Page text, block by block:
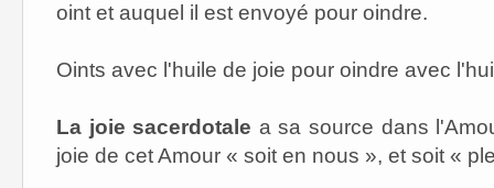
oint et auquel il est envoyé pour oindre.
Oints avec l'huile de joie pour oindre avec
La joie sacerdotale a sa source dans
joie de cet Amour « soit en nous », et soit «